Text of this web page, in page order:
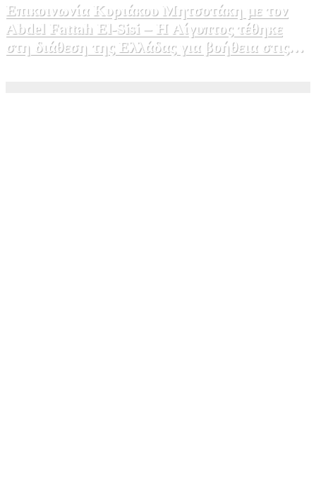
Επικοινωνία Κυριάκου Μητσοτάκη με τον
Abdel Fattah El-Sisi – Η Αίγυπτος τέθηκε
στη διάθεση της Ελλάδας για βοήθεια στις